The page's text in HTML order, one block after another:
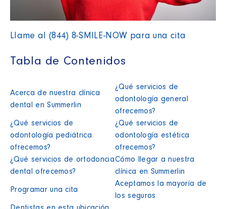
Llame al (844) 8-SMILE-NOW para una cita
Tabla de Contenidos
Acerca de nuestra clínica
dental en Summerlin
¿Qué servicios de
odontología general
ofrecemos?
¿Qué servicios de
odontología pediátrica
ofrecemos?
¿Qué servicios de
odontología estética
ofrecemos?
¿Qué servicios de ortodoncia
dental ofrecemos?
Cómo llegar a nuestra
clínica en Summerlin
Programar una cita
Aceptamos la mayoría de
los seguros